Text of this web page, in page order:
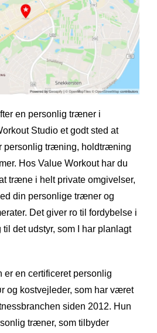
en personlig træner i
Studio et godt sted at
personlig træning, holdtræning
Hos Value Workout har du
træne i helt private omgivelser,
din personlige træner og
Det giver ro til fordybelse i
det udstyr, som I har planlagt
er en certificeret personlig
og kostvejleder, som har været
siden 2012. Hun
træner, som tilbyder